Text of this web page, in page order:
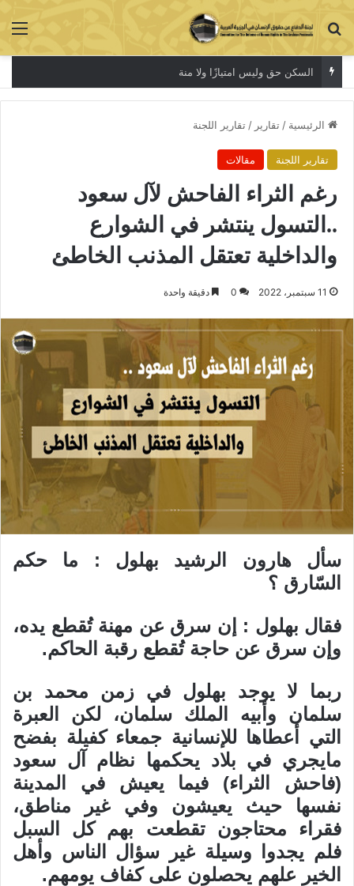
بحث عن
السكن حق وليس امتيازًا ولا منة
الرئيسية / تقارير / تقارير اللجنة
تقارير اللجنة مقالات
رغم الثراء الفاحش لآل سعود
..التسول ينتشر في الشوارع
والداخلية تعتقل المذنب الخاطئ
11 سبتمبر، 2022 0 دقيقة واحدة
سأل هارون الرشيد بهلول : ما حكم
السّارق ؟
فقال بهلول : إن سرق عن مهنة تُقطع يده،
وإن سرق عن حاجة تُقطع رقبة الحاكم.
ربما لا يوجد بهلول في زمن محمد بن
سلمان وأبيه الملك سلمان، لكن العبرة
التي أعطاها للإنسانية جمعاء كفيلة بفضح
مايجري في بلاد يحكمها نظام آل سعود
(فاحش الثراء) فيما يعيش في المدينة
نفسها حيث يعيشون وفي غير مناطق،
فقراء محتاجون تقطعت بهم كل السبل
فلم يجدوا وسيلة غير سؤال الناس وأهل
الخير علهم يحصلون على كفاف يومهم.